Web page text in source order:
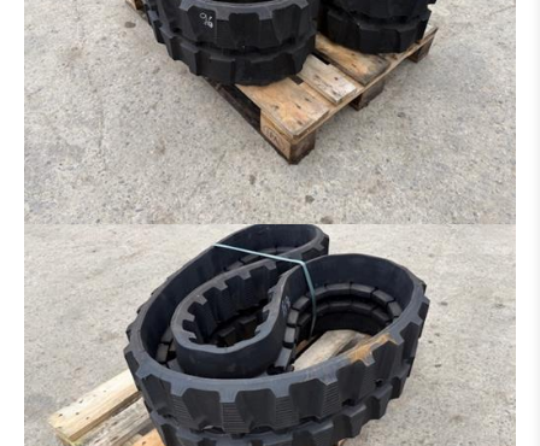
PLATIN POUR MARTEAU - GRAPPIN - ETC.
PINCE À TRIE
PINCE À GRAB
RÂTEAU
MARTEAU PIQUEUR
PINCE BOIS